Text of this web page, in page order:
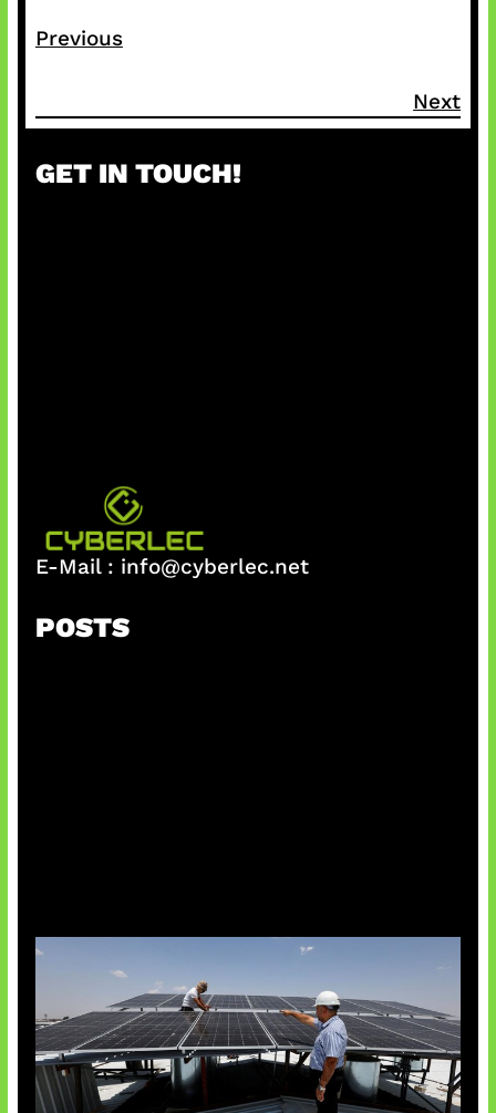
Previous
Next
GET IN TOUCH!
E-Mail : info@cyberlec.net
POSTS